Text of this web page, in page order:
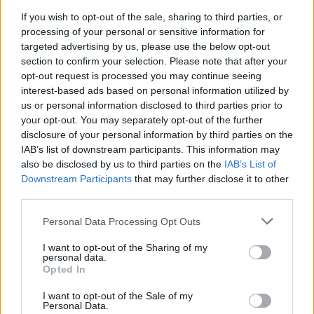
If you wish to opt-out of the sale, sharing to third parties, or
processing of your personal or sensitive information for
targeted advertising by us, please use the below opt-out
section to confirm your selection. Please note that after your
opt-out request is processed you may continue seeing
interest-based ads based on personal information utilized by
us or personal information disclosed to third parties prior to
your opt-out. You may separately opt-out of the further
disclosure of your personal information by third parties on the
IAB’s list of downstream participants. This information may
also be disclosed by us to third parties on the IAB’s List of
Downstream Participants that may further disclose it to other
Personal Data Processing Opt Outs
I want to opt-out of the Sharing of my
personal data.
Opted In
I want to opt-out of the Sale of my
Personal Data.
Publicado31 de Mayo del 2004
Arrrggg!! no me respeto las columnas todo monas que habia
hecho con la tecla de espacio...
Os aclaraís? alguna idea para postearlo mejor?
Responder
que tardan.
Diles que la próxima vez les ayudas tu para que tarden menos en
cambiar las lámparas.